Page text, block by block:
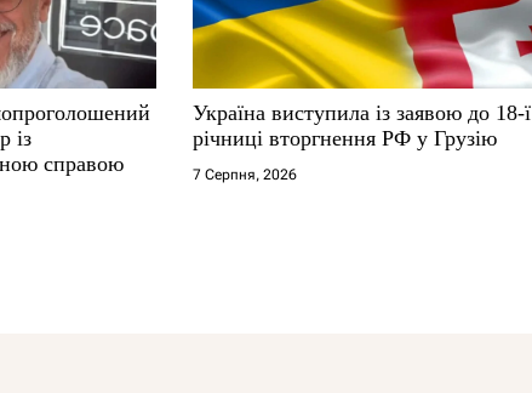
із
справою
Україна виступила із заявою до 18-ї
річниці вторгнення РФ у Грузію
7 Серпня, 2026